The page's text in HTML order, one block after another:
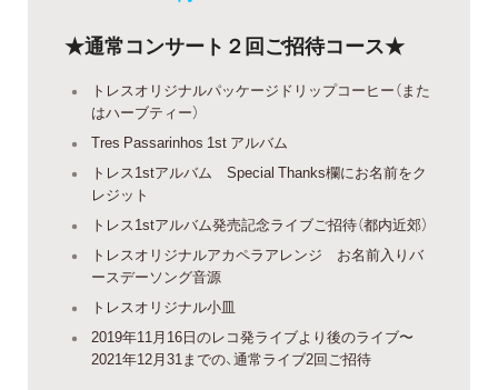
★通常コンサート２回ご招待コース★
トレスオリジナルパッケージドリップコーヒー（また
はハーブティー）
Tres Passarinhos 1st アルバム
トレス1stアルバム Special Thanks欄にお名前をク
レジット
トレス1stアルバム発売記念ライブご招待（都内近郊）
トレスオリジナルアカペラアレンジ お名前入りバ
ースデーソング音源
トレスオリジナル小皿
2019年11月16日のレコ発ライブより後のライブ〜
2021年12月31までの、通常ライブ2回ご招待